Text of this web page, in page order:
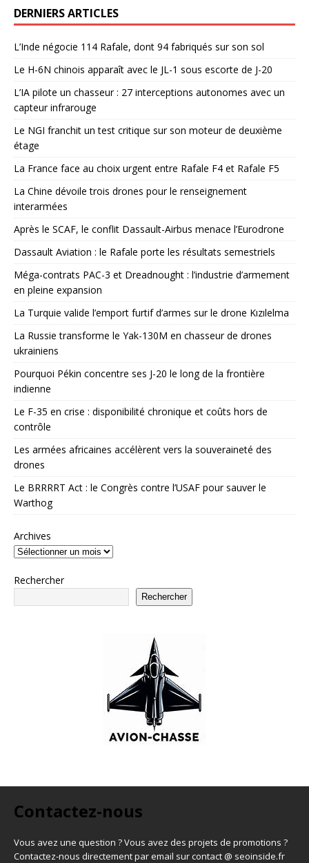
DERNIERS ARTICLES
L’Inde négocie 114 Rafale, dont 94 fabriqués sur son sol
Le H-6N chinois apparaît avec le JL-1 sous escorte de J-20
L’IA pilote un chasseur : 27 interceptions autonomes avec un
capteur infrarouge
Le NGI franchit un test critique sur son moteur de deuxième
étage
La France face au choix urgent entre Rafale F4 et Rafale F5
La Chine dévoile trois drones pour le renseignement
interarmées
Après le SCAF, le conflit Dassault-Airbus menace l’Eurodrone
Dassault Aviation : le Rafale porte les résultats semestriels
Méga-contrats PAC-3 et Dreadnought : l’industrie d’armement
en pleine expansion
La Turquie valide l’emport furtif d’armes sur le drone Kızılelma
La Russie transforme le Yak-130M en chasseur de drones
ukrainiens
Pourquoi Pékin concentre ses J-20 le long de la frontière
indienne
Le F-35 en crise : disponibilité chronique et coûts hors de
contrôle
Les armées africaines accélèrent vers la souveraineté des
drones
Le BRRRRT Act : le Congrès contre l’USAF pour sauver le
Warthog
Archives
Rechercher
Rechercher
Contactez-nous
Vous avez une question ? Vous avez des projets de promotions ?
Contactez-nous directement par email sur contact @ seoinside.fr